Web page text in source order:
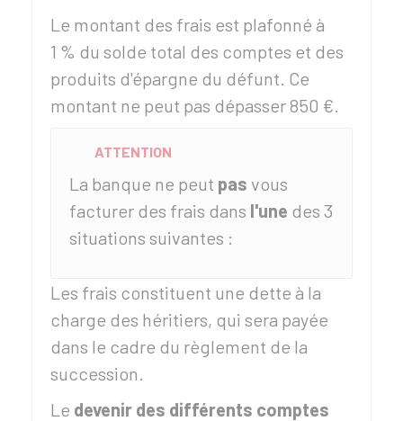
Le montant des frais est plafonné à
1 % du solde total des comptes et des
produits d'épargne du défunt. Ce
montant ne peut pas dépasser850 €.
ATTENTION
La banque ne peut pas vous
facturer des frais dans l'une des 3
situations suivantes :
Les frais constituent une dette à la
charge des héritiers, qui sera payée
dans le cadre du règlement de la
succession.
Le devenir des différents comptes